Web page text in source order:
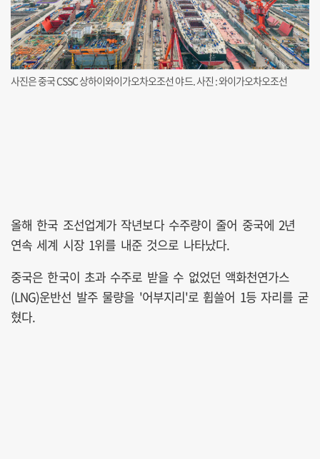
사진은 중국 CSSC 상하이와이가오차오조선 야드. 사진 : 와이가오차오조선
올해 한국 조선업계가 작년보다 수주량이 줄어 중국에 2년
연속 세계 시장 1위를 내준 것으로 나타났다.
중국은 한국이 초과 수주로 받을 수 없었던 액화천연가스
(LNG)운반선 발주 물량을 '어부지리'로 휩쓸어 1등 자리를 굳
혔다.